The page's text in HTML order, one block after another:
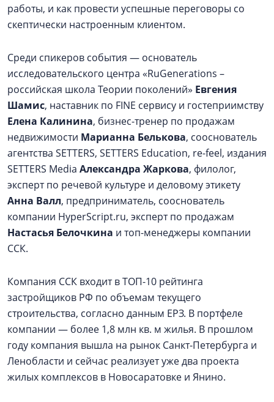
работы, и как провести успешные переговоры со
скептически настроенным клиентом.
Среди спикеров события — основатель
исследовательского центра «RuGenerations –
российская школа Теории поколений» Евгения
Шамис, наставник по FINE сервису и гостеприимству
Елена Калинина, бизнес-тренер по продажам
недвижимости Марианна Белькова, сооснователь
агентства SETTERS, SETTERS Education, re-feel, издания
SETTERS Media Александра Жаркова, филолог,
эксперт по речевой культуре и деловому этикету
Анна Валл, предприниматель, сооснователь
компании HyperScript.ru, эксперт по продажам
Настасья Белочкина и топ-менеджеры компании
ССК.
Компания ССК входит в ТОП-10 рейтинга
застройщиков РФ по объемам текущего
строительства, согласно данным ЕРЗ. В портфеле
компании — более 1,8 млн кв. м жилья. В прошлом
году компания вышла на рынок Санкт-Петербурга и
Ленобласти и сейчас реализует уже два проекта
жилых комплексов в Новосаратовке и Янино.